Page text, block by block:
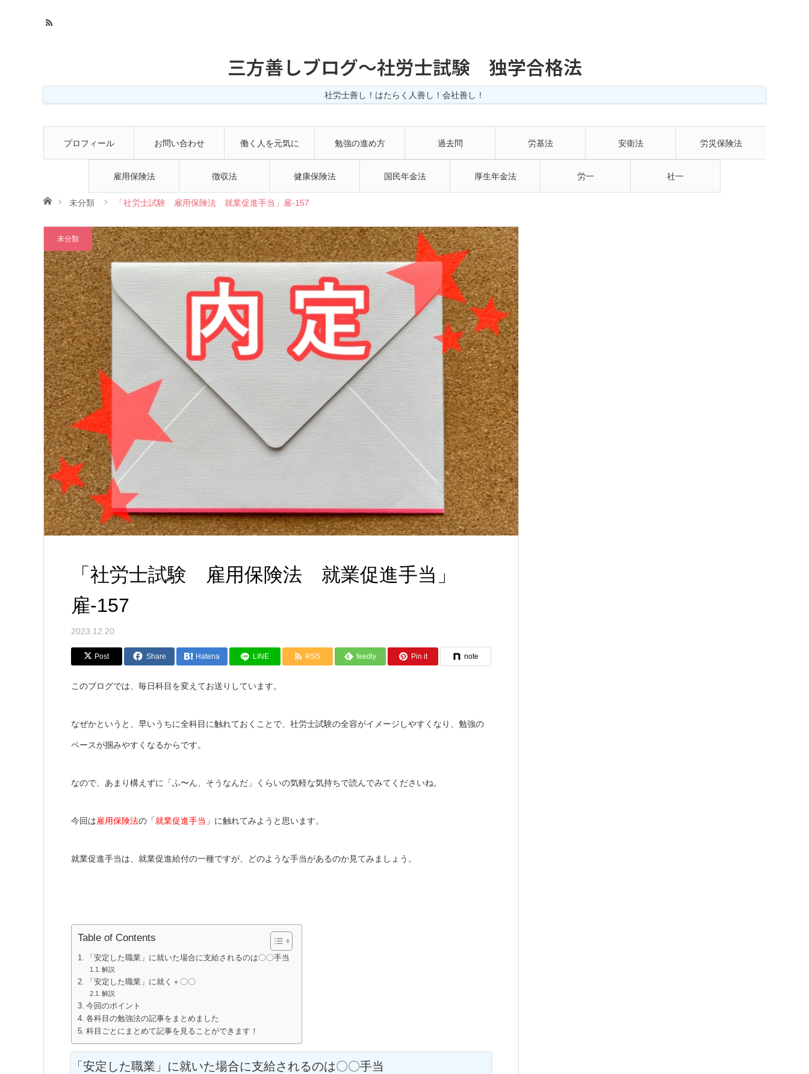
三方善しブログ〜社労士試験 独学合格法
社労士善し！はたらく人善し！会社善し！
プロフィール お問い合わせ 働く人を元気に 勉強の進め方 過去問 労基法 安衛法 労災保険法
雇用保険法 徴収法 健康保険法 国民年金法 厚生年金法 労一 社一
ホーム未分類 「社労士試験 雇用保険法 就業促進手当」雇-157
未分類
「社労士試験 雇用保険法 就業促進手当」
雇-157
2023.12.20
Post Share Hatena LINE RSS feedly Pin it note
このブログでは、毎日科目を変えてお送りしています。
なぜかというと、早いうちに全科目に触れておくことで、社労士試験の全容がイメージしやすくなり、勉強の
ペースが掴みやすくなるからです。
なので、あまり構えずに「ふ〜ん、そうなんだ」くらいの気軽な気持ちで読んでみてくださいね。
今回は雇用保険法の「就業促進手当 」に触れてみようと思います。
就業促進手当は、就業促進給付の一種ですが、どのような手当があるのか見てみましょう。
Table of Contents
「安定した職業」に就いた場合に支給されるのは〇〇手当
解説
「安定した職業」に就く＋〇〇
解説
今回のポイント
各科目の勉強法の記事をまとめました
科目ごとにまとめて記事を見ることができます！
「安定した職業」に就いた場合に支給されるのは〇〇手当